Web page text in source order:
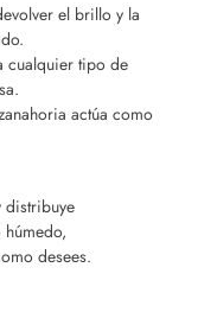
el brillo y la
cualquier tipo de
actúa como
distribuye
desees.